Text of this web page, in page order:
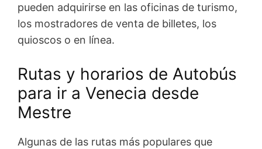
pueden adquirirse en las oficinas de turismo,
los mostradores de venta de billetes, los
quioscos o en línea.
Rutas y horarios de Autobús
para ir a Venecia desde
Mestre
Algunas de las rutas más populares que